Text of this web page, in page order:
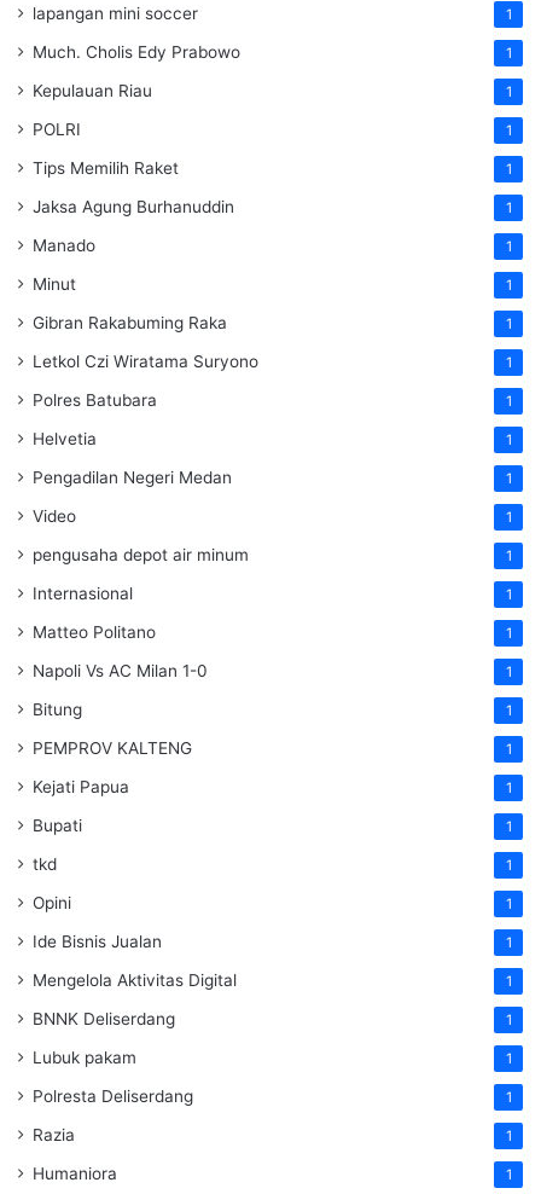
lapangan mini soccer 1
Much. Cholis Edy Prabowo 1
Kepulauan Riau 1
POLRI 1
Tips Memilih Raket 1
Jaksa Agung Burhanuddin 1
Manado 1
Minut 1
Gibran Rakabuming Raka 1
Letkol Czi Wiratama Suryono 1
Polres Batubara 1
Helvetia 1
Pengadilan Negeri Medan 1
Video 1
pengusaha depot air minum 1
Internasional 1
Matteo Politano 1
Napoli Vs AC Milan 1-0 1
Bitung 1
PEMPROV KALTENG 1
Kejati Papua 1
Bupati 1
tkd 1
Opini 1
Ide Bisnis Jualan 1
Mengelola Aktivitas Digital 1
BNNK Deliserdang 1
Lubuk pakam 1
Polresta Deliserdang 1
Razia 1
Humaniora 1